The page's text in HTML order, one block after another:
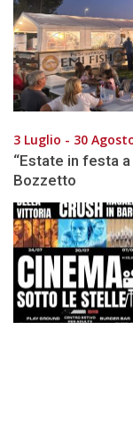
3 Luglio - 30
“Estate in festa
Bozzetto